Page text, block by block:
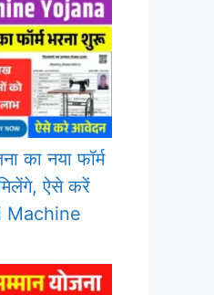
का नया फॉर्म
ऐसे करें
Machine